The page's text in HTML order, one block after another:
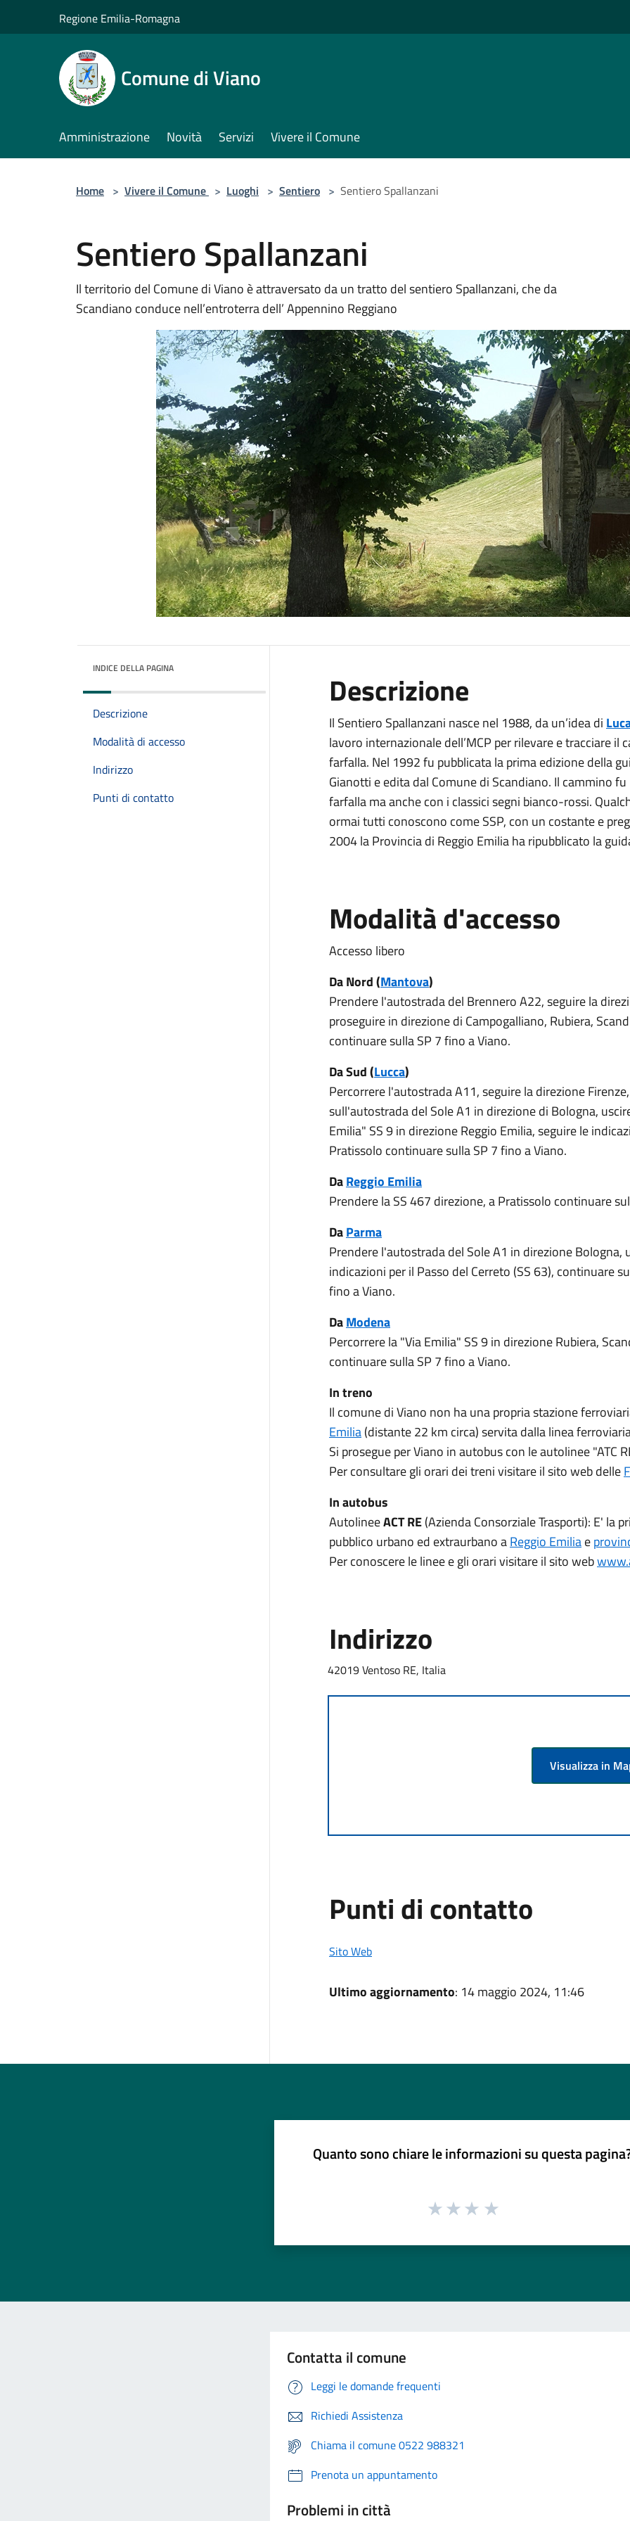
Regione Emilia-Romagna
Comune di Viano
Amministrazione Novità Servizi Vivere il Comune
Home > Vivere il Comune > Luoghi > Sentiero > Sentiero Spallanzani
Sentiero Spallanzani
Il territorio del Comune di Viano è attraversato da un tratto del sentiero Spallanzani, che da
Scandiano conduce nell’entroterra dell’ Appennino Reggiano
INDICE DELLA PAGINA
Descrizione
Modalità di accesso
Indirizzo
Punti di contatto
Descrizione
Il Sentiero Spallanzani nasce nel 1988, da un’idea di
lavoro internazionale dell’MCP per rilevare e tracciare il
farfalla. Nel 1992 fu pubblicata la prima edizione della
Gianotti e edita dal Comune di Scandiano. Il cammino
farfalla ma anche con i classici segni bianco-rossi.
ormai tutti conoscono come SSP, con un costante e
2004 la Provincia di Reggio Emilia ha ripubblicato la
Modalità d'accesso
Accesso libero
Da Nord (Mantova)
Prendere l'autostrada del Brennero A22, seguire la
proseguire in direzione di Campogalliano, Rubiera,
continuare sulla SP 7 fino a Viano.
Da Sud (Lucca)
Percorrere l'autostrada A11, seguire la direzione
sull'autostrada del Sole A1 in direzione di Bologna,
Emilia" SS 9 in direzione Reggio Emilia, seguire le
Pratissolo continuare sulla SP 7 fino a Viano.
DaReggio Emilia
Prendere la SS 467 direzione, a Pratissolo continuare
DaParma
Prendere l'autostrada del Sole A1 in direzione Bologna,
indicazioni per il Passo del Cerreto (SS 63), continuare
fino a Viano.
DaModena
Percorrere la "Via Emilia" SS 9 in direzione Rubiera,
continuare sulla SP 7 fino a Viano.
In treno
Il comune di Viano non ha una propria stazione
Emilia(distante 22 km circa) servita dalla linea
Si prosegue per Viano in autobus con le autolinee "ATC
Per consultare gli orari dei treni visitare il sito web delle
In autobus
AutolineeACT RE(Azienda Consorziale Trasporti): E' la
pubblico urbano ed extraurbano aReggio Emiliae
Per conoscere le linee e gli orari visitare il sito web
Indirizzo
42019 Ventoso RE, Italia
Visualizza in
Punti di contatto
Sito Web
Ultimo aggiornamento: 14 maggio 2024, 11:46
Quanto sono chiare le informazioni su questa
Contatta il comune
Leggi le domande frequenti
Richiedi Assistenza
Chiama il comune 0522 988321
Prenota un appuntamento
Problemi in città